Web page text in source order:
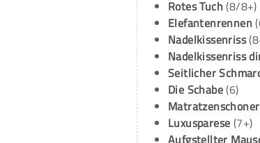
Rotes Tuch(8/8+)
Elefantenrennen
Nadelkissenriss
Nadelkissenriss
Seitlicher
Die Schabe(6)
Matratzenschoner
Luxusparese (7+)
Aufgstellter